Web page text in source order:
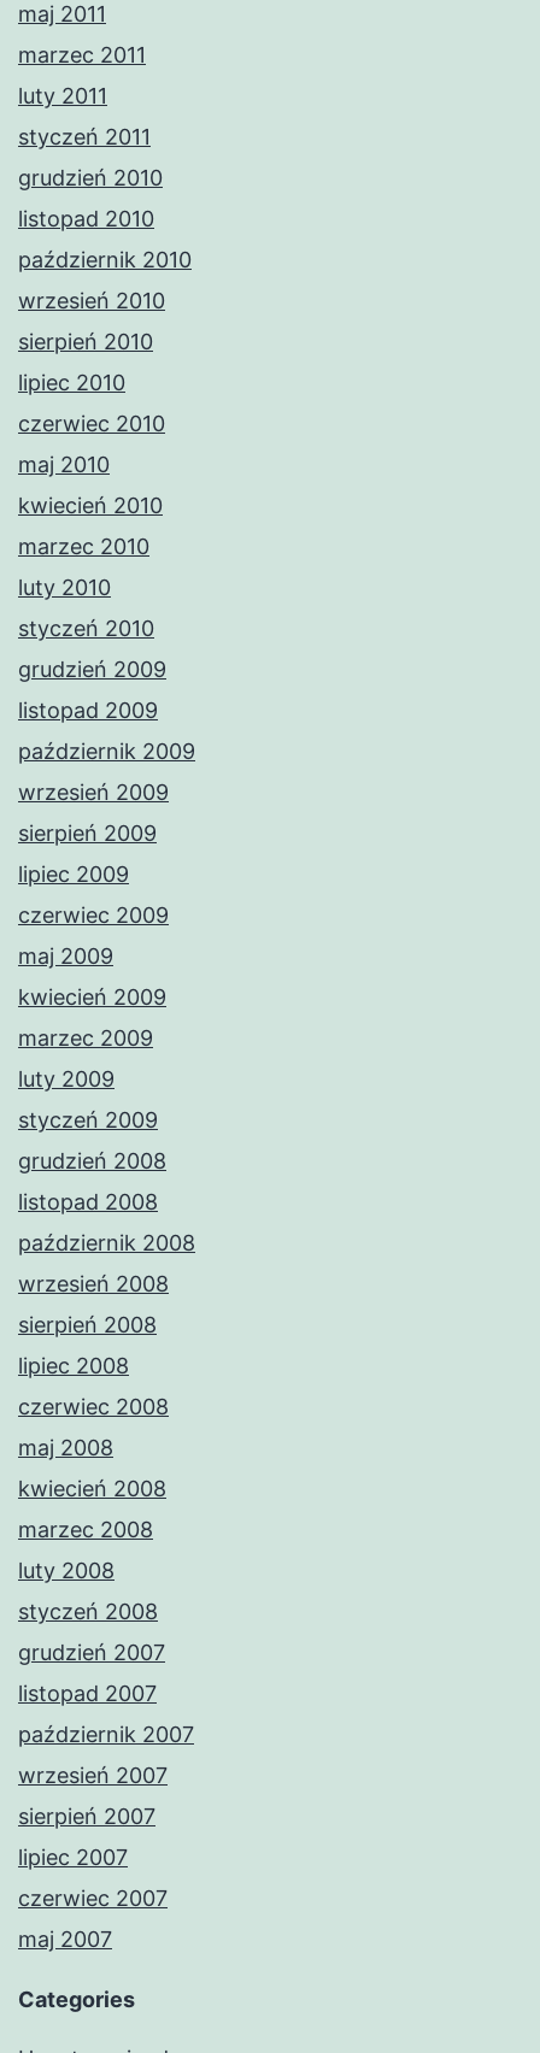
maj 2011
marzec 2011
luty 2011
styczeń 2011
grudzień 2010
listopad 2010
październik 2010
wrzesień 2010
sierpień 2010
lipiec 2010
czerwiec 2010
maj 2010
kwiecień 2010
marzec 2010
luty 2010
styczeń 2010
grudzień 2009
listopad 2009
październik 2009
wrzesień 2009
sierpień 2009
lipiec 2009
czerwiec 2009
maj 2009
kwiecień 2009
marzec 2009
luty 2009
styczeń 2009
grudzień 2008
listopad 2008
październik 2008
wrzesień 2008
sierpień 2008
lipiec 2008
czerwiec 2008
maj 2008
kwiecień 2008
marzec 2008
luty 2008
styczeń 2008
grudzień 2007
listopad 2007
październik 2007
wrzesień 2007
sierpień 2007
lipiec 2007
czerwiec 2007
maj 2007
Categories